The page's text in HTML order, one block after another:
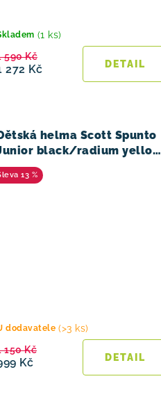
(1 ks)
272 Kč
590 Kč
helma Scott Spunto
black/radium yellow
13 %
dodavatele (>3 ks)
Kč
150 Kč